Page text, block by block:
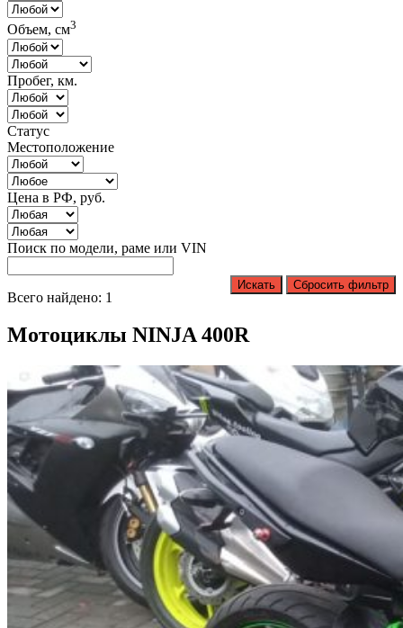
Объем, см3
Пробег, км.
Статус
Местоположение
Цена в РФ, руб.
Поиск по модели, раме или VIN
Искать Сбросить фильтр
Всего найдено: 1
Мотоциклы NINJA 400R